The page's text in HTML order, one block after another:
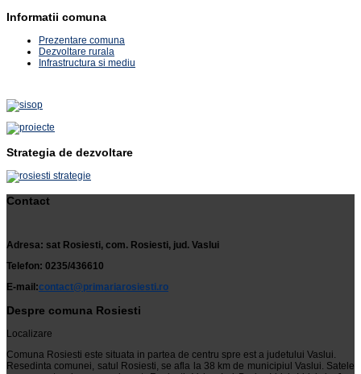
Informatii comuna
Prezentare comuna
Dezvoltare rurala
Infrastructura si mediu
Strategia de dezvoltare
Contact
Adresa: sat Rosiesti, com. Rosiesti, jud. Vaslui
Telefon: 0235/436610
E-mail:contact@primariarosiesti.ro
Despre comuna Rosiesti
Localizare
Comuna Rosiesti este situata in partea de centru spre est a judetului Vaslui.
Resedinta comunei, satul Rosiesti, se afla la 38 km de municipiul Vaslui. Satele